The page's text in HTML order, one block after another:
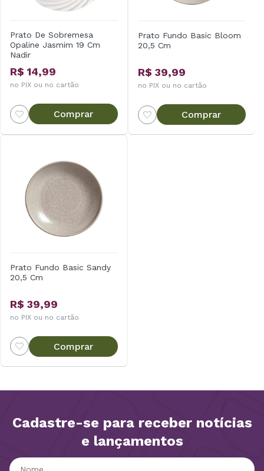
Prato De Sobremesa
Opaline Jasmim 19 Cm
Nadir
R$ 14,99
no PIX ou no cartão
Comprar
Prato Fundo Basic Bloom
20,5 Cm
R$ 39,99
no PIX ou no cartão
Comprar
Prato Fundo Basic Sandy
20,5 Cm
R$ 39,99
no PIX ou no cartão
Comprar
Cadastre-se para receber notícias
e lançamentos